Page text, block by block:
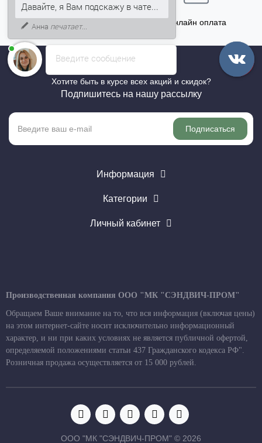
Онлайн оплата
Хотите быть в курсе всех акций и скидок?
Подпишитесь на нашу рассылку
Подписаться
Информация
Категории
Личный кабинет
Производственная компания ООО "МК "СЭНДВИЧ-ПРОМ"
Обращаем Ваше внимание на то, что вся информация (включая цены)
на этом интернет-сайте носит исключительно информационный
характер, и ни при каких условиях не является публичной офертой,
определяемой положениями статьи 437 Гражданского кодекса РФ".
Розничная продажа осуществляется от 15 000 рублей.
ООО "МК "СЭНДВИЧ-ПРОМ" © 2026
Введите сообщение
Давайте, я Вам подскажу в чате...
Анна печатает...